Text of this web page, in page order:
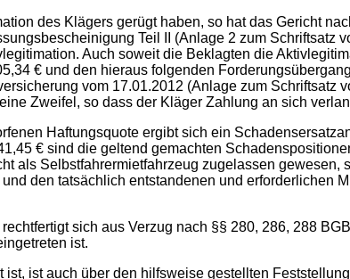
des Klägers gerügt haben, so hat das Gericht
Teil II (Anlage 2 zum
Auch soweit die Beklagten die
€ und den hieraus folgenden
vom 17.01.2012 (Anlage zum
Zweifel, so dass der Kläger Zahlung an sich
Haftungsquote ergibt sich ein
€ sind die geltend gemachten
als Selbstfahrermietfahrzeug zugelassen
den tatsächlich entstandenen und
sich aus Verzug nach §§ 280, 286, 288
ist.
ist auch über den hilfsweise gestellten